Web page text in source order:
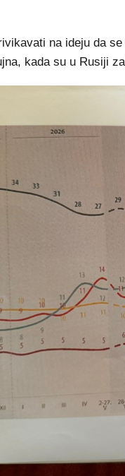
na ideju da
kada su u Rusiji